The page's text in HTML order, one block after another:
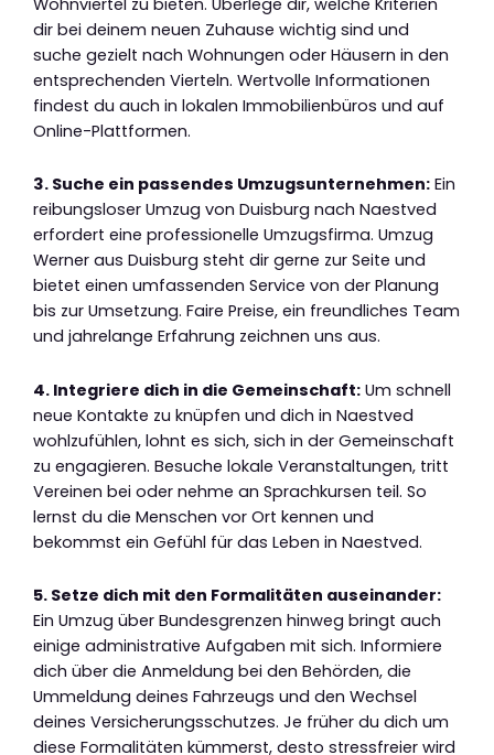
dir bei deinem neuen Zuhause wichtig sind und
suche gezielt nach Wohnungen oder Häusern in den
entsprechenden Vierteln. Wertvolle Informationen
findest du auch in lokalen Immobilienbüros und auf
Online-Plattformen.
3. Suche ein passendes Umzugsunternehmen: Ein
reibungsloser Umzug von Duisburg nach Naestved
erfordert eine professionelle Umzugsfirma. Umzug
Werner aus Duisburg steht dir gerne zur Seite und
bietet einen umfassenden Service von der Planung
bis zur Umsetzung. Faire Preise, ein freundliches Team
und jahrelange Erfahrung zeichnen uns aus.
4. Integriere dich in die Gemeinschaft: Um schnell
neue Kontakte zu knüpfen und dich in Naestved
wohlzufühlen, lohnt es sich, sich in der Gemeinschaft
zu engagieren. Besuche lokale Veranstaltungen, tritt
Vereinen bei oder nehme an Sprachkursen teil. So
lernst du die Menschen vor Ort kennen und
bekommst ein Gefühl für das Leben in Naestved.
5. Setze dich mit den Formalitäten auseinander:
Ein Umzug über Bundesgrenzen hinweg bringt auch
einige administrative Aufgaben mit sich. Informiere
dich über die Anmeldung bei den Behörden, die
Ummeldung deines Fahrzeugs und den Wechsel
deines Versicherungsschutzes. Je früher du dich um
diese Formalitäten kümmerst, desto stressfreier wird